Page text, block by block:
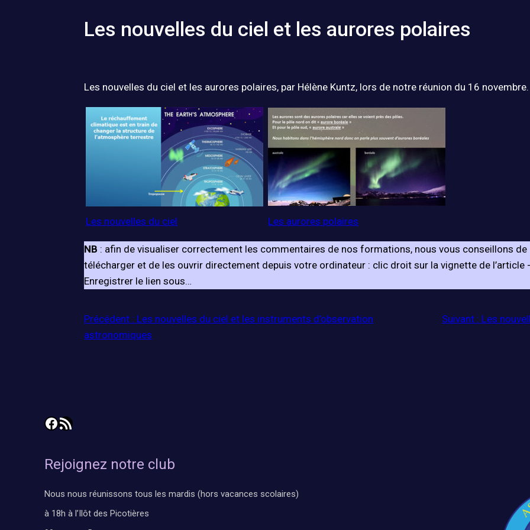
Les nouvelles du ciel et les aurores polaires
Les nouvelles du ciel et les aurores polaires, par Hélène Kuntz, lors de notre réunion du 16 novembre.​​​​
Les nouvelles du ciel Les aurores polaires
NB : afin de visualiser correctement les commentaires de nos formations, nous vous conseillons de
télécharger et de les ouvrir directement depuis votre ordinateur : clic droit sur la vignette de l’article
Enregistrer le lien sous…
Précédent : Les nouvelles du ciel et les instruments d’observation
astronomiques
Suivant : Les
Facebook
Flux RSS
Rejoignez notre club
Nous nous réunissons tous les mardis (hors vacances scolaires)
à 18h à l’Ilôt des Picotières